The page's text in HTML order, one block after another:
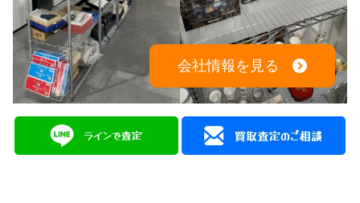
会社情報を見る